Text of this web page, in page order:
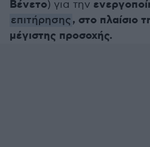
Βένετο) για την
επιτήρησης, στο πλαίσιο
μέγιστης προσοχής.